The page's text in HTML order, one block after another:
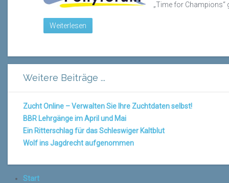
„Time for Champions“
Weiterlesen
Weitere Beiträge ...
Zucht Online – Verwalten Sie Ihre Zuchtdaten selbst!
BBR Lehrgänge im April und Mai
Ein Ritterschlag für das Schleswiger Kaltblut
Wolf ins Jagdrecht aufgenommen
Start